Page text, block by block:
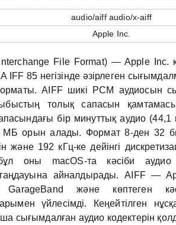
audio/aiff audio/x-aiff
Apple Inc.
File Format) — Apple Inc.
IFF 85 негізінде әзірлеген
AIFF шикі PCM аудиосын
толық сапасын
бір минуттық аудио (44,1
орын алады. Формат 8-ден 32
және 192 кГц-ке дейінгі
оны macOS-та кәсіби аудио
айналдырады. AIFF —
және көптеген
үйлесімді. Кеңейтілген
сығымдалған аудио кодектерін